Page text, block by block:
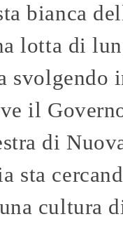
bianca
lotta di
svolgendo
il
di
sta
cultura